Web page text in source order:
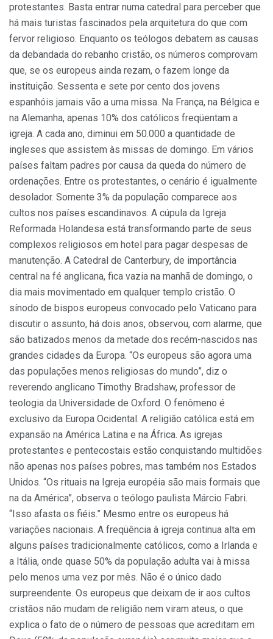
protestantes. Basta entrar numa catedral para perceber que
há mais turistas fascinados pela arquitetura do que com
fervor religioso. Enquanto os teólogos debatem as causas
da debandada do rebanho cristão, os números comprovam
que, se os europeus ainda rezam, o fazem longe da
instituição. Sessenta e sete por cento dos jovens
espanhóis jamais vão a uma missa. Na França, na Bélgica e
na Alemanha, apenas 10% dos católicos freqüentam a
igreja. A cada ano, diminui em 50.000 a quantidade de
ingleses que assistem às missas de domingo. Em vários
países faltam padres por causa da queda do número de
ordenações. Entre os protestantes, o cenário é igualmente
desolador. Somente 3% da população comparece aos
cultos nos países escandinavos. A cúpula da Igreja
Reformada Holandesa está transformando parte de seus
complexos religiosos em hotel para pagar despesas de
manutenção. A Catedral de Canterbury, de importância
central na fé anglicana, fica vazia na manhã de domingo, o
dia mais movimentado em qualquer templo cristão. O
sínodo de bispos europeus convocado pelo Vaticano para
discutir o assunto, há dois anos, observou, com alarme, que
são batizados menos da metade dos recém-nascidos nas
grandes cidades da Europa. “Os europeus são agora uma
das populações menos religiosas do mundo”, diz o
reverendo anglicano Timothy Bradshaw, professor de
teologia da Universidade de Oxford. O fenômeno é
exclusivo da Europa Ocidental. A religião católica está em
expansão na América Latina e na África. As igrejas
protestantes e pentecostais estão conquistando multidões
não apenas nos países pobres, mas também nos Estados
Unidos. “Os rituais na Igreja européia são mais formais que
na da América”, observa o teólogo paulista Márcio Fabri.
“Isso afasta os fiéis.” Mesmo entre os europeus há
variações nacionais. A freqüência à igreja continua alta em
alguns países tradicionalmente católicos, como a Irlanda e
a Itália, onde quase 50% da população adulta vai à missa
pelo menos uma vez por mês. Não é o único dado
surpreendente. Os europeus que deixam de ir aos cultos
cristãos não mudam de religião nem viram ateus, o que
explica o fato de o número de pessoas que acreditam em